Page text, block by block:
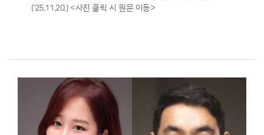
('25.11.20.) <사진 클릭 시 원문 이동>